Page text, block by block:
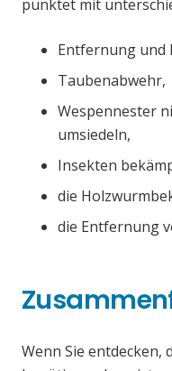
punktet mit
Entfernung und
Taubenabwehr,
Wespennester
umsiedeln,
Insekten
die
die Entfernung
Wenn Sie entdecken,